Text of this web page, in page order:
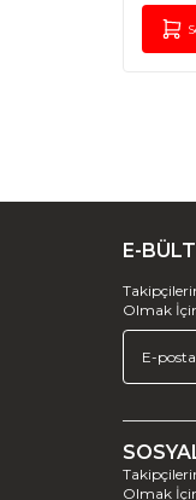
E-
Olmak
Olmak